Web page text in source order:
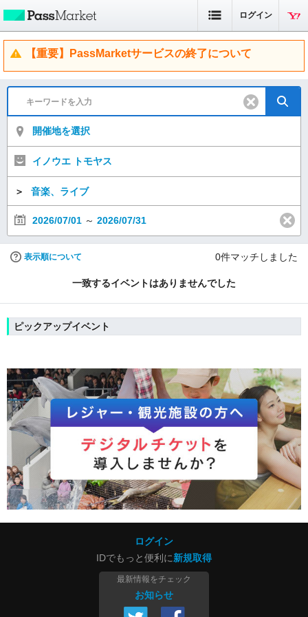
ログイン
【重要】PassMarketサービスの終了について
開催地を選択
イノウエ トモヤス
＞ 音楽、ライブ
2026/07/01 ～ 2026/07/31
表示順について 0件マッチしました
一致するイベントはありませんでした
ピックアップイベント
ログイン
IDでもっと便利に新規取得
最新情報をチェック
お知らせ